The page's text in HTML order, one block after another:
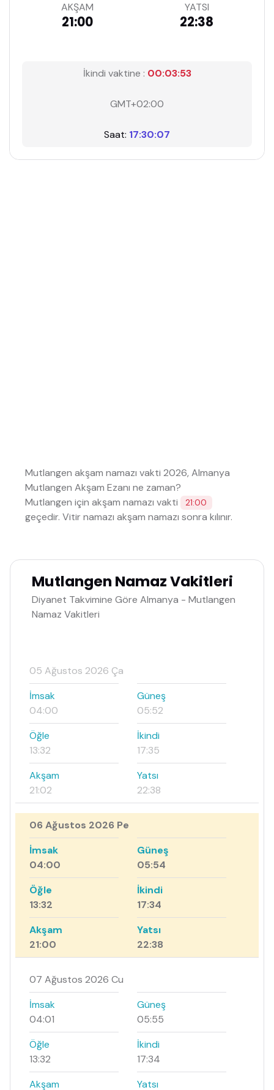
AKŞAM
21:00
YATSI
22:38
İkindi vaktine : 00:03:52
GMT+02:00
Saat: 17:30:08
Mutlangen akşam namazı vakti 2026, Almanya
Mutlangen Akşam Ezanı ne zaman?
Mutlangen için akşam namazı vakti
21:00
geçedir. Vitir namazı akşam namazı sonra kılınır.
Mutlangen Namaz Vakitleri
Diyanet Takvimine Göre Almanya - Mutlangen
Namaz Vakitleri
05 Ağustos 2026 Ça
İmsak
04:00
Güneş
05:52
Öğle
13:32
İkindi
17:35
Akşam
21:02
Yatsı
22:38
06 Ağustos 2026 Pe
İmsak
04:00
Güneş
05:54
Öğle
13:32
İkindi
17:34
Akşam
21:00
Yatsı
22:38
07 Ağustos 2026 Cu
İmsak
04:01
Güneş
05:55
Öğle
13:32
İkindi
17:34
Akşam
Yatsı